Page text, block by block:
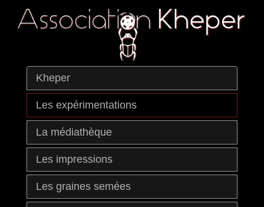
Kheper
Les expérimentations
La médiathèque
Les impressions
Les graines semées